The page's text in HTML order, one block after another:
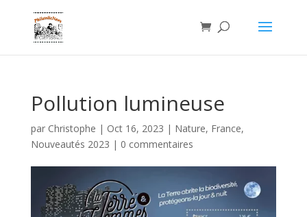
Pollution lumineuse
par Christophe | Oct 16, 2023 | Nature, France,
Nouveautés 2023 | 0 commentaires